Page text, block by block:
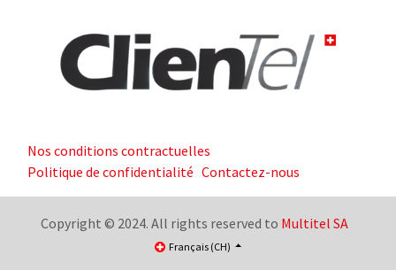
Nos conditions contractuelles
Politique de confidentialité Contactez-nous
Copyright © 2024. All rights reserved to Multitel SA
Français (CH)